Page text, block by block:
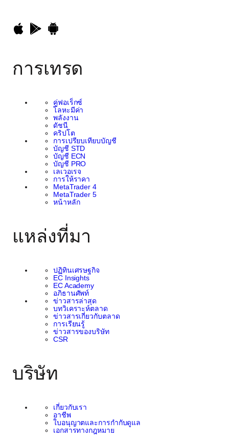
การเทรด
คู่ฟอเร็กซ์
โลหะมีค่า
พลังงาน
ดัชนี
คริปโต
การเปรียบเทียบบัญชี
บัญชี STD
บัญชี ECN
บัญชี PRO
เลเวอเรจ
การให้ราคา
MetaTrader 4
MetaTrader 5
หน้าหลัก
แหล่งที่มา
ปฏิทินเศรษฐกิจ
EC Insights
EC Academy
อภิธานศัพท์
ข่าวสารล่าสุด
บทวิเคราะห์ตลาด
ข่าวสารเกี่ยวกับตลาด
การเรียนรู้
ข่าวสารของบริษัท
CSR
บริษัท
เกี่ยวกับเรา
อาชีพ
ใบอนุญาตและการกำกับดูแล
เอกสารทางกฎหมาย